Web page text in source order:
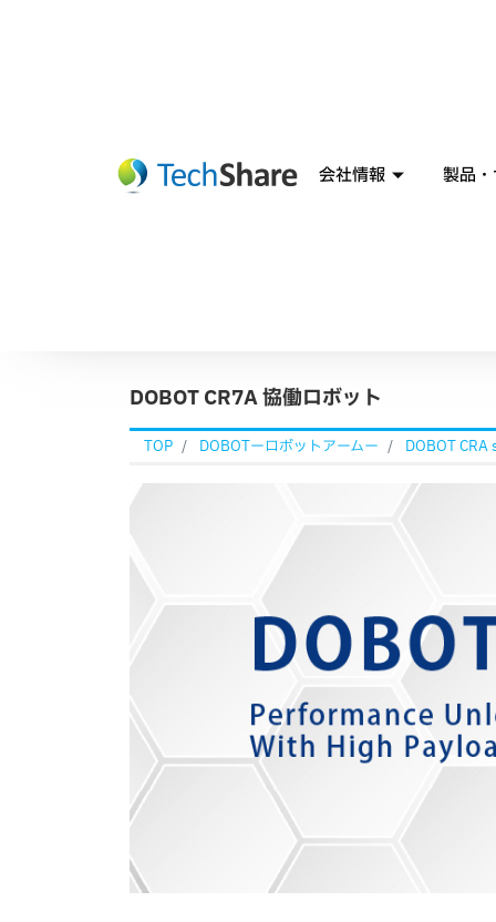
会社情報 製品
DOBOT CR7A 協働ロボット
TOP DOBOTーロボットアームー DOBOT CRA